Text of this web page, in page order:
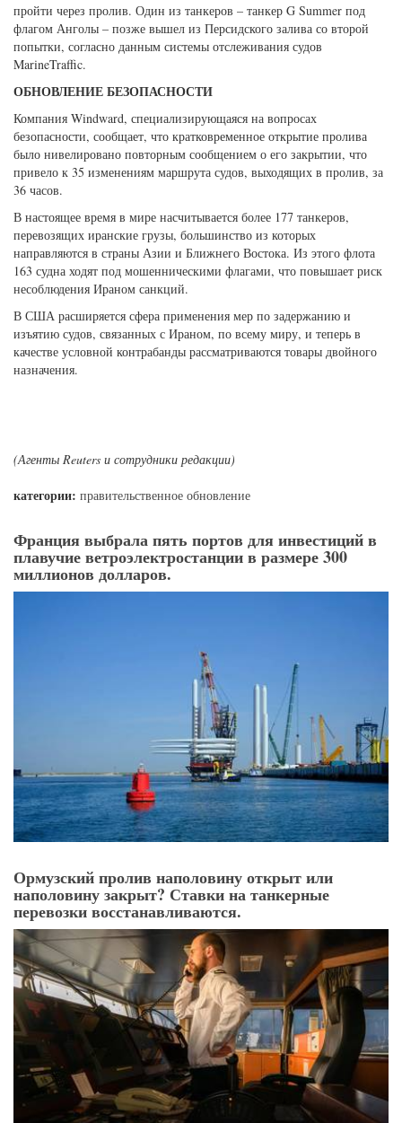
пройти через пролив. Один из танкеров – танкер G Summer под
флагом Анголы – позже вышел из Персидского залива со второй
попытки, согласно данным системы отслеживания судов
MarineTraffic.
ОБНОВЛЕНИЕ БЕЗОПАСНОСТИ
Компания Windward, специализирующаяся на вопросах
безопасности, сообщает, что кратковременное открытие пролива
было нивелировано повторным сообщением о его закрытии, что
привело к 35 изменениям маршрута судов, выходящих в пролив, за
36 часов.
В настоящее время в мире насчитывается более 177 танкеров,
перевозящих иранские грузы, большинство из которых
направляются в страны Азии и Ближнего Востока. Из этого флота
163 судна ходят под мошенническими флагами, что повышает риск
несоблюдения Ираном санкций.
В США расширяется сфера применения мер по задержанию и
изъятию судов, связанных с Ираном, по всему миру, и теперь в
качестве условной контрабанды рассматриваются товары двойного
назначения.
(Агенты Reuters и сотрудники редакции)
категории: правительственное обновление
Франция выбрала пять портов для инвестиций в
плавучие ветроэлектростанции в размере 300
миллионов долларов.
Ормузский пролив наполовину открыт или
наполовину закрыт? Ставки на танкерные
перевозки восстанавливаются.